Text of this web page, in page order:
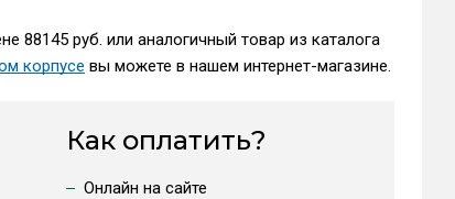
88145 руб. или аналогичный товар из каталога
корпусе вы можете в нашем интернет-магазине.
Как оплатить?
Онлайн на сайте